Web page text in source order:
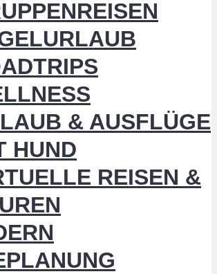
& AUSFLÜGE
HUND
REISEN &